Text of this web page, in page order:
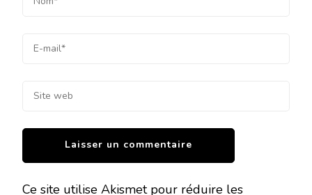
Ce site utilise Akismet pour réduire les